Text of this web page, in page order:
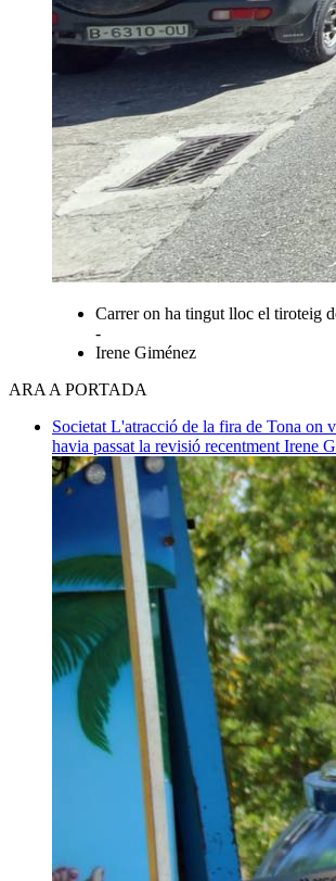
Carrer on ha tingut lloc el tiroteig
-
Irene Giménez
ARA A PORTADA
Societat L'atracció de la fira de Tona on
havia passat la revisió recentment Irene